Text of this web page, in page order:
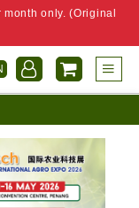
only. (Original